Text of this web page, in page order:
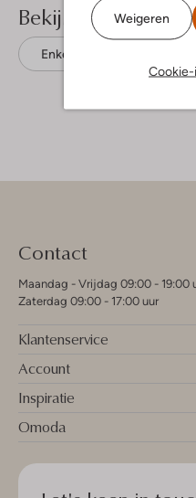
Weigeren
Bekijk meer
Enkelboots
Contact
Maandag - Vrijdag 09:00 - 19:00
Zaterdag 09:00 - 17:00 uur
Klantenservice
Account
Inspiratie
Omoda